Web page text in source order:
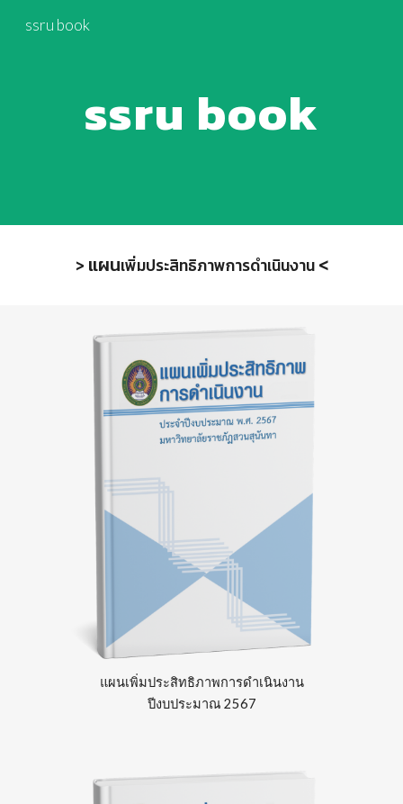
Skip to main content
ssru book
ssru book
> แผนเพิ่มประสิทธิภาพการดำเนินงาน<
แผนเพิ่มประสิทธิภาพการดำเนินงาน
ปีงบประมาณ 2567